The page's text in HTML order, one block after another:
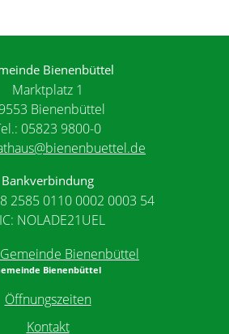
Bienenbüttel
Marktplatz 1
Bienenbüttel
05823 9800-0
Bankverbindung
2585 0110 0002 0003 54
NOLADE21UEL
Bienenbüttel
Öffnungszeiten
Kontakt